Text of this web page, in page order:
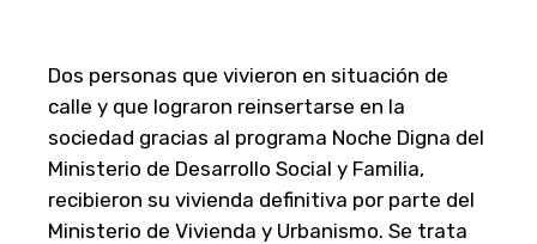
Dos personas que vivieron en situación de
calle y que lograron reinsertarse en la
sociedad gracias al programa Noche Digna del
Ministerio de Desarrollo Social y Familia,
recibieron su vivienda definitiva por parte del
Ministerio de Vivienda y Urbanismo. Se trata